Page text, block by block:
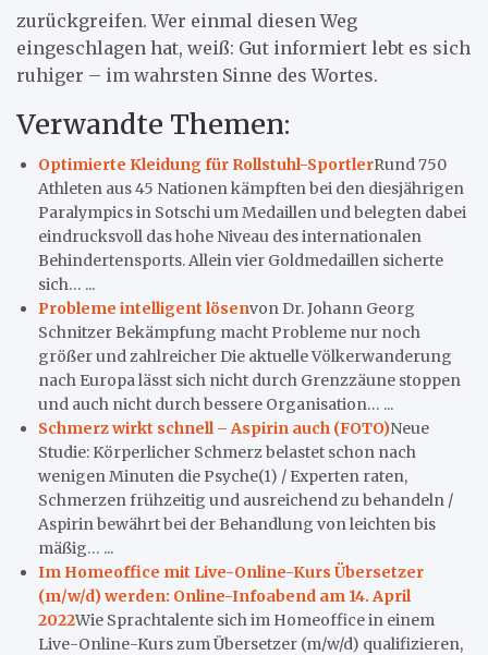
zurückgreifen. Wer einmal diesen Weg
eingeschlagen hat, weiß: Gut informiert lebt es sich
ruhiger – im wahrsten Sinne des Wortes.
Verwandte Themen:
Optimierte Kleidung für Rollstuhl-SportlerRund 750
Athleten aus 45 Nationen kämpften bei den diesjährigen
Paralympics in Sotschi um Medaillen und belegten dabei
eindrucksvoll das hohe Niveau des internationalen
Behindertensports. Allein vier Goldmedaillen sicherte
sich… ...
Probleme intelligent lösenvon Dr. Johann Georg
Schnitzer Bekämpfung macht Probleme nur noch
größer und zahlreicher Die aktuelle Völkerwanderung
nach Europa lässt sich nicht durch Grenzzäune stoppen
und auch nicht durch bessere Organisation… ...
Schmerz wirkt schnell – Aspirin auch (FOTO)Neue
Studie: Körperlicher Schmerz belastet schon nach
wenigen Minuten die Psyche(1) / Experten raten,
Schmerzen frühzeitig und ausreichend zu behandeln /
Aspirin bewährt bei der Behandlung von leichten bis
mäßig… ...
Im Homeoffice mit Live-Online-Kurs Übersetzer
(m/w/d) werden: Online-Infoabend am 14. April
2022Wie Sprachtalente sich im Homeoffice in einem
Live-Online-Kurs zum Übersetzer (m/w/d) qualifizieren,